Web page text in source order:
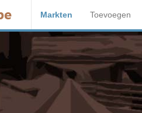
Markten Toevoegen